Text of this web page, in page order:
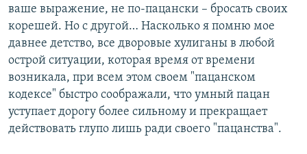
ваше выражение, не по-пацански – бросать своих
корешей. Но с другой… Насколько я помню мое
давнее детство, все дворовые хулиганы в любой
острой ситуации, которая время от времени
возникала, при всем этом своем "пацанском
кодексе" быстро соображали, что умный пацан
уступает дорогу более сильному и прекращает
действовать глупо лишь ради своего "пацанства".